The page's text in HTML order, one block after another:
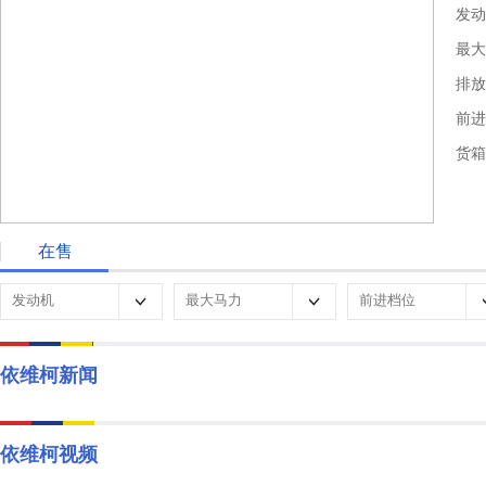
发
最
排
前
货
在售
依维柯新闻
依维柯视频